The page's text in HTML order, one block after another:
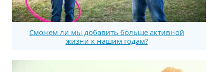
Сможем ли мы добавить больше активной
жизни к нашим годам?